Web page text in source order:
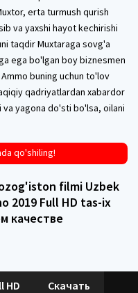
erta turmush qurish
va yaxshi hayot kechirishi
taqdir Muxtaraga sovg'a
ega bo'lgan boy biznesmen
buning uchun to'lov
qadriyatlardan xabardor
yagona do'sti bo'lsa, oilani
qo'shiling!
filmi Uzbek
2019 Full HD tas-ix
качестве
HD Скачать